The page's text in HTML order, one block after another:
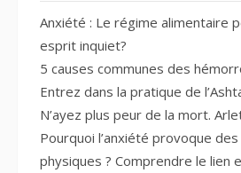
Anxiété : Le régime alimentaire
esprit inquiet?
5 causes communes des
Entrez dans la pratique de
N’ayez plus peur de la mort.
Pourquoi l’anxiété provoque
physiques ? Comprendre le lien